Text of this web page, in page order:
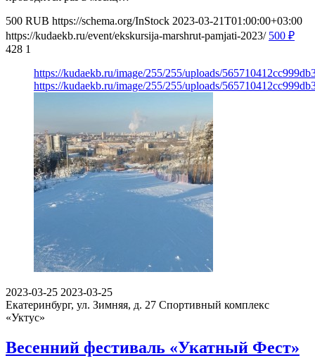
500 RUB https://schema.org/InStock 2023-03-21T01:00:00+03:00
https://kudaekb.ru/event/ekskursija-marshrut-pamjati-2023/ 500 ₽
428 1
https://kudaekb.ru/image/255/255/uploads/
https://kudaekb.ru/image/255/255/uploads/
2023-03-25 2023-03-25
Екатеринбург, ул. Зимняя, д. 27 Спортивный комплекс
«Уктус»
Весенний фестиваль «Укатный Фест»